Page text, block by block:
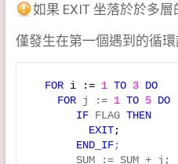
如果 EXIT 坐落於於多
僅發生在第一個遇到的循環
FOR i := 1 TO 3 DO
FOR j := 1 TO 5 DO
IF FLAG THEN
         EXIT
;
       END_IF
;